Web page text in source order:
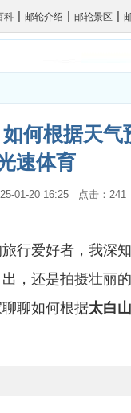
科 | 邮轮介绍 | 邮轮景区 |
何根据天气
速体育
01-20 16:25 点击：
旅行爱好者，我深
，还是拍摄壮丽
聊如何根据太白